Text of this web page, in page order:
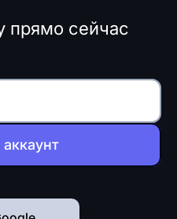
прямо сейчас